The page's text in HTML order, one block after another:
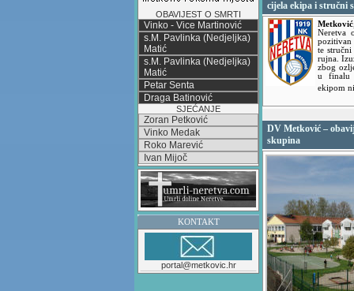
OBAVIJEST O SMRTI
Vinko - Vice Martinović
s.M. Pavlinka (Nedjeljka)
Matić
s.M. Pavlinka (Nedjeljka)
Matić
Petar Senta
Draga Batinović
SJEĆANJE
Zoran Petković
Vinko Medak
Roko Marević
Ivan Mijoč
KONTAKT
portal@metkovic.hr
cijela ekipa i stručni
Metković
Neretva
pozitivan
te
rujna.
zbog
u finalu
ekipom
DV Metković –
skupina